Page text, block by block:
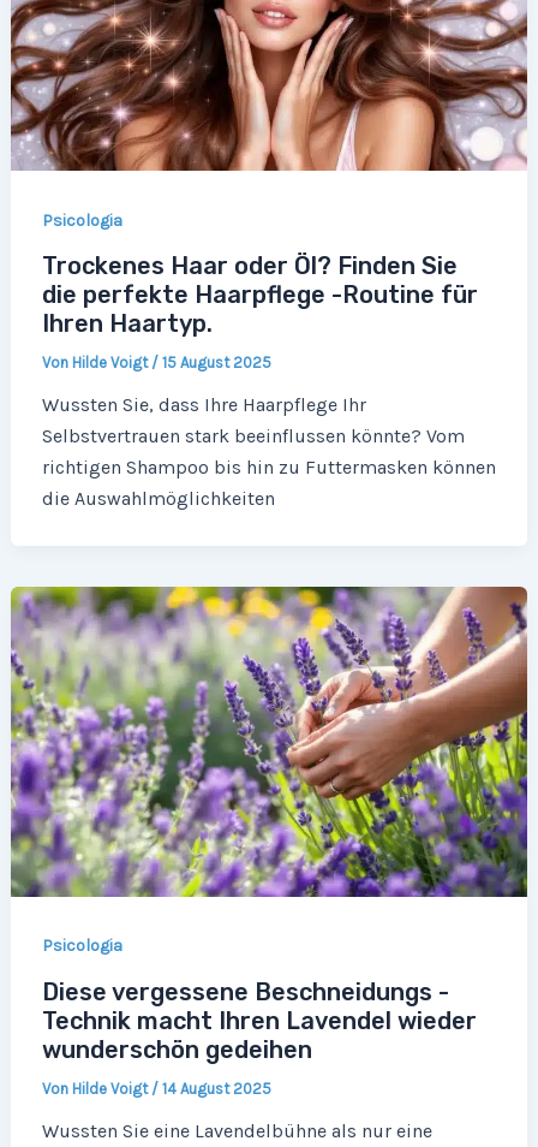
Psicologia
Trockenes Haar oder Öl? Finden Sie
die perfekte Haarpflege -Routine für
Ihren Haartyp.
Von Hilde Voigt / 15 August 2025
Wussten Sie, dass Ihre Haarpflege Ihr
Selbstvertrauen stark beeinflussen könnte? Vom
richtigen Shampoo bis hin zu Futtermasken können
die Auswahlmöglichkeiten
Psicologia
Diese vergessene Beschneidungs -
Technik macht Ihren Lavendel wieder
wunderschön gedeihen
Von Hilde Voigt / 14 August 2025
Wussten Sie eine Lavendelbühne als nur eine